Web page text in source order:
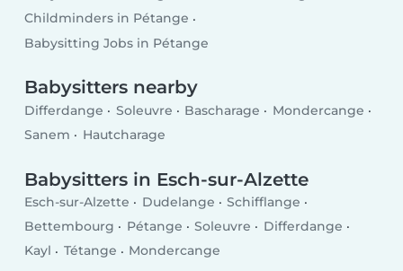
Childminders in Pétange
Babysitting Jobs in Pétange
Babysitters nearby
Differdange Soleuvre Bascharage
Mondercange
Sanem
Hautcharage
Babysitters in Esch-sur-Alzette
Esch-sur-Alzette Dudelange
Schifflange
Bettembourg
Pétange Soleuvre
Differdange
Kayl
Tétange Mondercange